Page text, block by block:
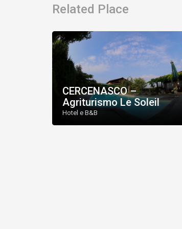
Related Place
CERCENASCO –
Agriturismo Le Soleil
Hotel e B&B